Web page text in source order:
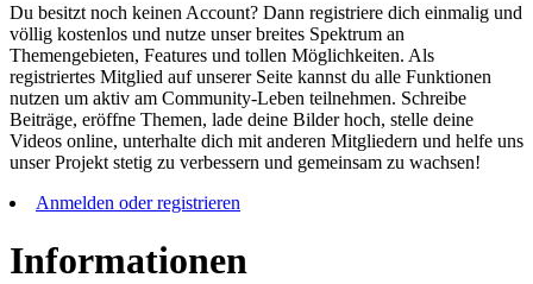
Du besitzt noch keinen Account? Dann registriere dich einmalig und
völlig kostenlos und nutze unser breites Spektrum an
Themengebieten, Features und tollen Möglichkeiten. Als
registriertes Mitglied auf unserer Seite kannst du alle Funktionen
nutzen um aktiv am Community-Leben teilnehmen. Schreibe
Beiträge, eröffne Themen, lade deine Bilder hoch, stelle deine
Videos online, unterhalte dich mit anderen Mitgliedern und helfe uns
unser Projekt stetig zu verbessern und gemeinsam zu wachsen!
Anmelden oder registrieren
Informationen